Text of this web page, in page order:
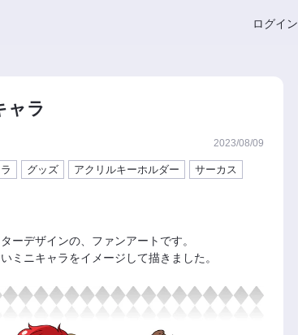
ログイン
ャラ
2023/08/09
グッズ アクリルキーホルダー
サーカス
ーデザインの、ファンアートです。
ミニキャラをイメージして描きました。